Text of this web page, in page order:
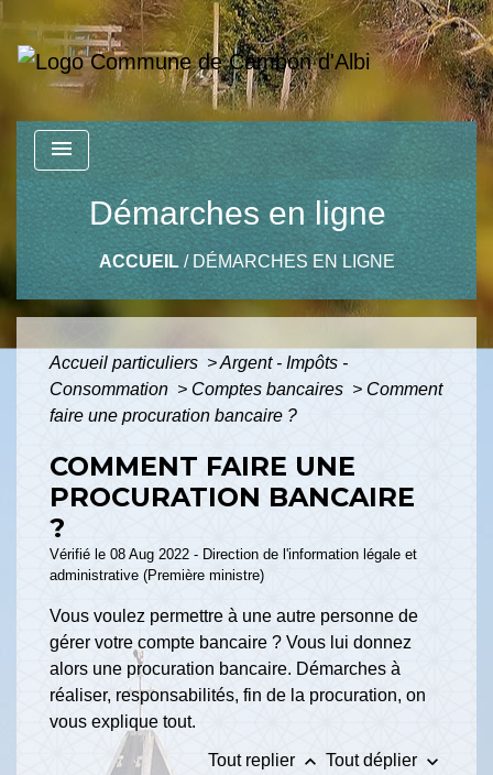
menu
Démarches en ligne
ACCUEIL/ DÉMARCHES EN LIGNE
Accueil particuliers >Argent - Impôts -
Consommation > Comptes bancaires > Comment
faire une procuration bancaire ?
COMMENT FAIRE UNE
PROCURATION BANCAIRE
?
Vérifié le 08 Aug 2022 - Direction de l'information légale et
administrative (Première ministre)
Vous voulez permettre à une autre personne de
gérer votre compte bancaire ? Vous lui donnez
alors une procuration bancaire. Démarches à
réaliser, responsabilités, fin de la procuration, on
vous explique tout.
Tout replier keyboard_arrow_up Tout déplier keyboard_arrow_down